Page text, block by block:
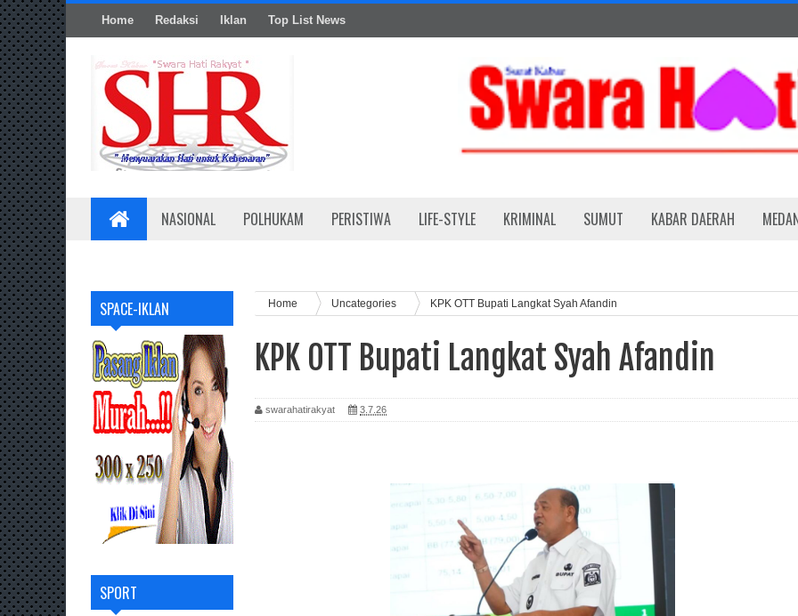
Home Redaksi Iklan Top List News
NASIONAL POLHUKAM PERISTIWA LIFE-STYLE KRIMINAL SUMUT KABAR DAERAH
SPACE-IKLAN
SPORT
Home Uncategories KPK OTT Bupati Langkat Syah Afandin
KPK OTT Bupati Langkat Syah Afandin
swarahatirakyat 3.7.26